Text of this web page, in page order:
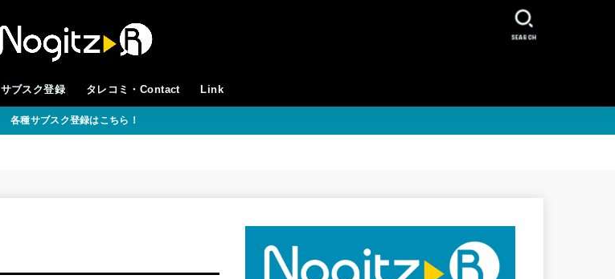
サブスク登録 タレコミ・Contact Link
SEARCH
各種サブスク登録はこちら！